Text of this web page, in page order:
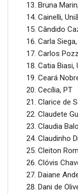
Bruna
Cainelli,
Cândido
Carla
Carlos
Catia Biasi,
Ceará
Cecília, PT
Clarice de
Claudete
Claudia
Claudinho
Cleiton
Clóvis
Daiane
Dani de